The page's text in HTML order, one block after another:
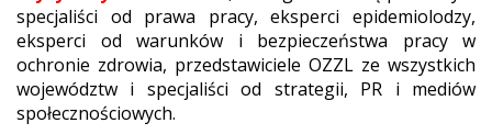
specjaliści od prawa pracy, eksperci epidemiolodzy,
eksperci od warunków i bezpieczeństwa pracy w
ochronie zdrowia, przedstawiciele OZZL ze wszystkich
województw i specjaliści od strategii, PR i mediów
społecznościowych.